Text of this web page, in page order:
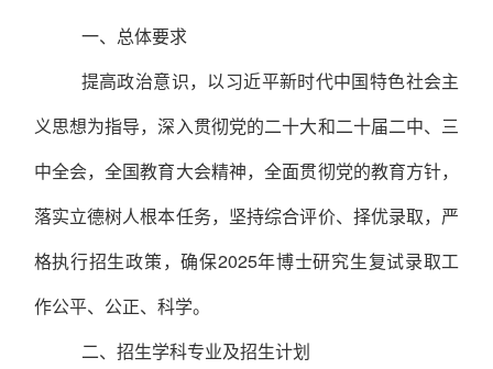
一、 总体要求
提高政治意识，以习近平新时代中国特色社会主
义思想为指导，深入贯彻党的二十大和二十届二中、三
中全会，全国教育大会精神，全面贯彻党的教育方针，
落实立德树人根本任务，坚持综合评价、择优录取，严
格执行招生政策，确保2025年博士研究生复试录取工
作公平、公正、科学。
二、 招生学科专业及招生计划